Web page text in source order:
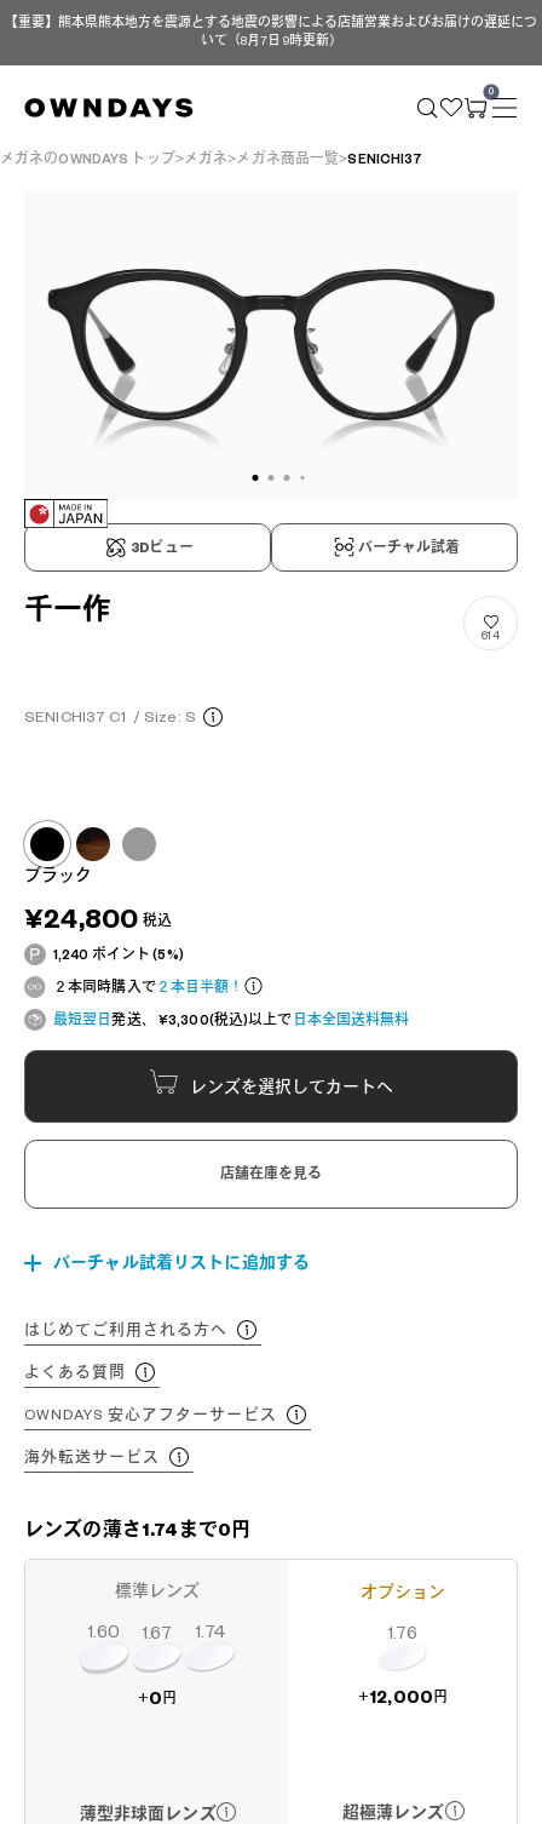
【重要】熊本県熊本地方を震源とする地震の影響による店舗営業およびお届けの遅延につ
いて（8月7日 9時更新）
0
メガネのOWNDAYS トップ メガネ メガネ商品一覧 SENICHI37
3Dビュー バーチャル試着
千一作
SENICHI37 C1 / Size: S
614
ブラック
¥24,800 税込
1,240 ポイント (5%)
２本同時購入で２本目半額！
最短翌日発送、 ¥3,300(税込)以上で 日本全国送料無料
レンズを選択してカートへ
店舗在庫を見る
バーチャル試着リストに追加する
はじめてご利用される方へ
よくある質問
OWNDAYS 安心アフターサービス
海外転送サービス
レンズの薄さ1.74まで0円
標準レンズ
1.60 1.67 1.74
+0 円
薄型非球面レンズ
オプション
1.76
+12,000 円
超極薄レンズ